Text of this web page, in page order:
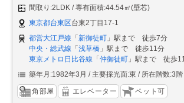
間取り:2LDK
専有面積:44.54㎡(壁芯)
東京都台東区台東2丁目17-1
都営大江戸線 「 新御徒町 」駅まで 徒歩7分
中央・総武線 「 浅草橋 」駅まで 徒歩11分
東京メトロ日比谷線 「 仲御徒町 」駅まで 徒歩
築年月:1982年3月
主要採光面:東 所在階数:3
角部屋 エレベーター ペット可